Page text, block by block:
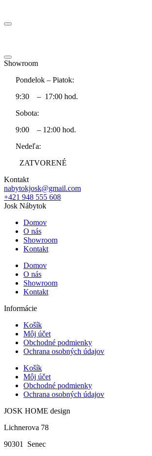
Showroom
Pondelok – Piatok:
9:30 – 17:00 hod.
Sobota:
9:00 – 12:00 hod.
Nedeľa:
ZATVORENÉ
Kontakt
nabytokjosk@gmail.com
+421 948 555 608
Josk Nábytok
Domov
O nás
Showroom
Kontakt
Domov
O nás
Showroom
Kontakt
Informácie
Košík
Môj účet
Obchodné podmienky
Ochrana osobných údajov
Košík
Môj účet
Obchodné podmienky
Ochrana osobných údajov
JOSK HOME design
Lichnerova 78
90301 Senec